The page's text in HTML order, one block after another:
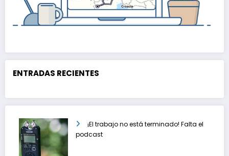
ENTRADAS RECIENTES
¡El trabajo no está terminado! Falta el
podcast